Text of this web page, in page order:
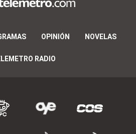
OPINIÓN NOVELAS
RADIO